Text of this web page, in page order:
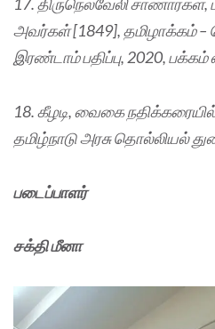
17. திருநெல்வேலி
அவர்கள் [1849], தமிழாக்கம்
இரண்டாம் பதிப்பு, 2020,
18. கீழடி, வைகை
தமிழ்நாடு அரசு தொல்லியல்
படைப்பாளர்
சக்தி மீனா